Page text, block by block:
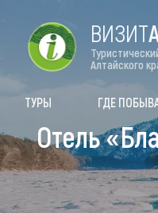
Форум VISIT
Туры
ВИЗИТ
Алтайского
ТУРЫ ГДЕ
Отель